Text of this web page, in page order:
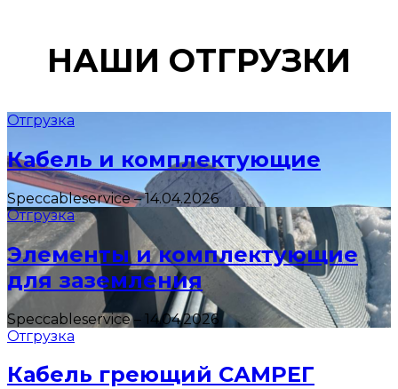
НАШИ ОТГРУЗКИ
Отгрузка
Кабель и комплектующие
Speccableservice–14.04.2026
Отгрузка
Элементы и комплектующие
для заземления
Speccableservice– 14.04.2026
Отгрузка
Кабель греющий САМРЕГ